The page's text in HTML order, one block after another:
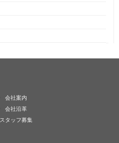
会社案内
会社沿革
スタッフ募集